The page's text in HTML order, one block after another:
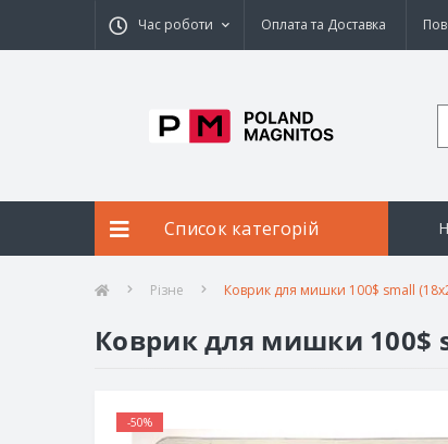
Час роботи Оплата та Доставка
Список категорій
Різне Коврик для мишки 100$ small
Коврик для мишки 100$
-50%